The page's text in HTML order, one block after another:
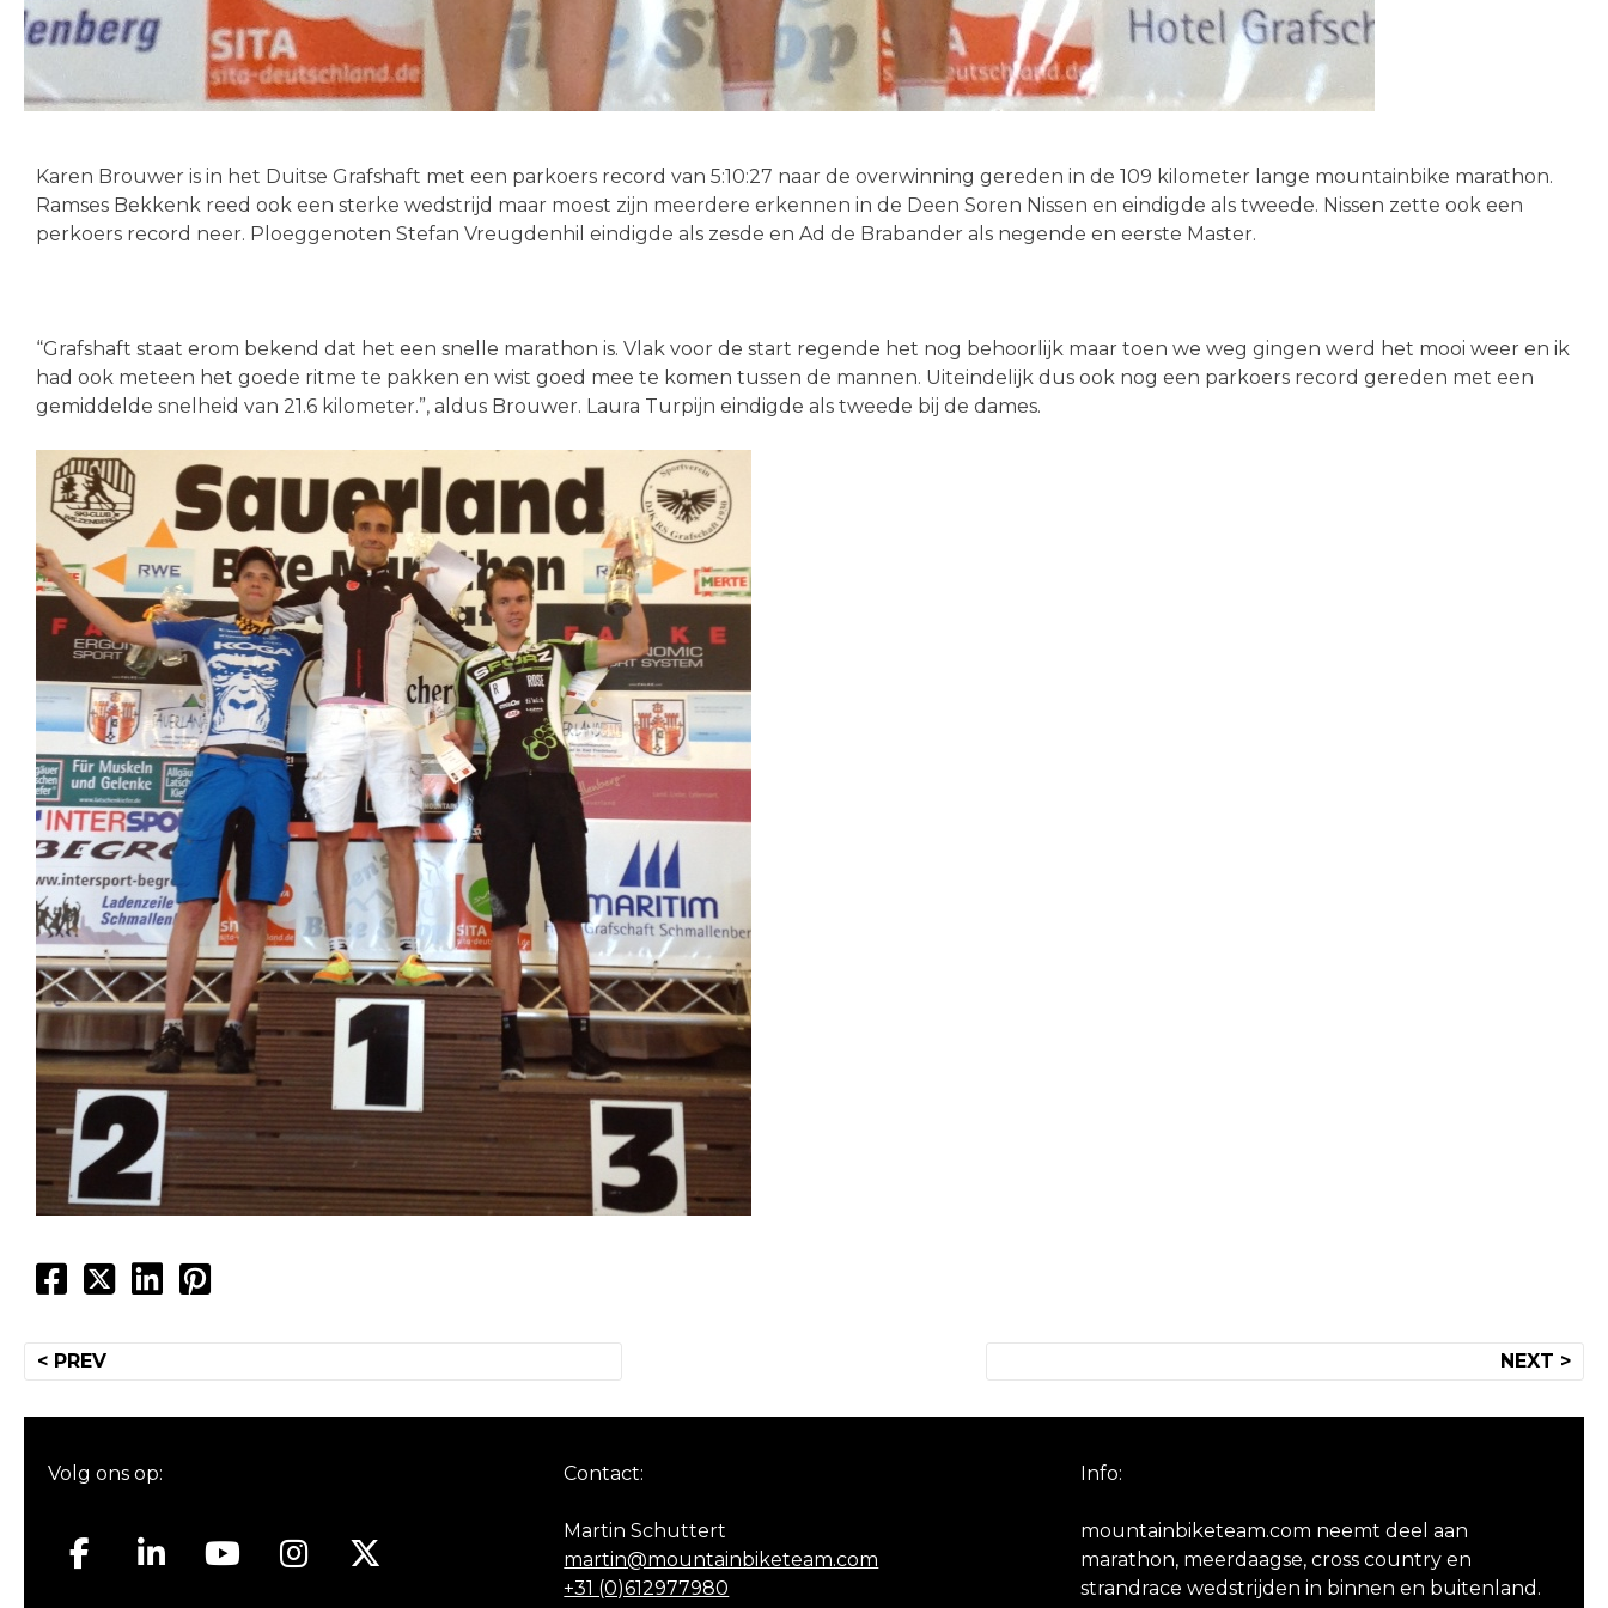
Karen Brouwer is in het Duitse Grafshaft met een parkoers record van 5:10:27 naar de overwinning gereden in de 109 kilometer lange mountainbike marathon.
Ramses Bekkenk reed ook een sterke wedstrijd maar moest zijn meerdere erkennen in de Deen Soren Nissen en eindigde als tweede. Nissen zette ook een
perkoers record neer. Ploeggenoten Stefan Vreugdenhil eindigde als zesde en Ad de Brabander als negende en eerste Master.
“Grafshaft staat erom bekend dat het een snelle marathon is. Vlak voor de start regende het nog behoorlijk maar toen we weg gingen werd het mooi weer en ik
had ook meteen het goede ritme te pakken en wist goed mee te komen tussen de mannen. Uiteindelijk dus ook nog een parkoers record gereden met een
gemiddelde snelheid van 21.6 kilometer.”, aldus Brouwer. Laura Turpijn eindigde als tweede bij de dames.
Bericht
< PREV NEXT >
Volg ons op: Contact:
Martin Schuttert
martin@mountainbiketeam.com
+31 (0)612977980
Info:
mountainbiketeam.com neemt deel aan
marathon, meerdaagse, cross country en
strandrace wedstrijden in binnen en buitenland.